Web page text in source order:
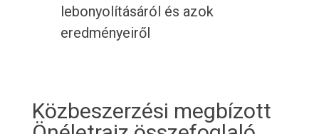
lebonyolításáról és azok
eredményeiről
Közbeszerzési megbízott